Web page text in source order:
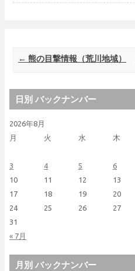
Post navigation
← 熊の目撃情報（荒川地域）
日別 バックナンバー
2026年8月
月
火 水 木
« 7月
3
4 5 6
10
11 12 13
17
18 19 20
24
25 26 27
31
月別 バックナンバー